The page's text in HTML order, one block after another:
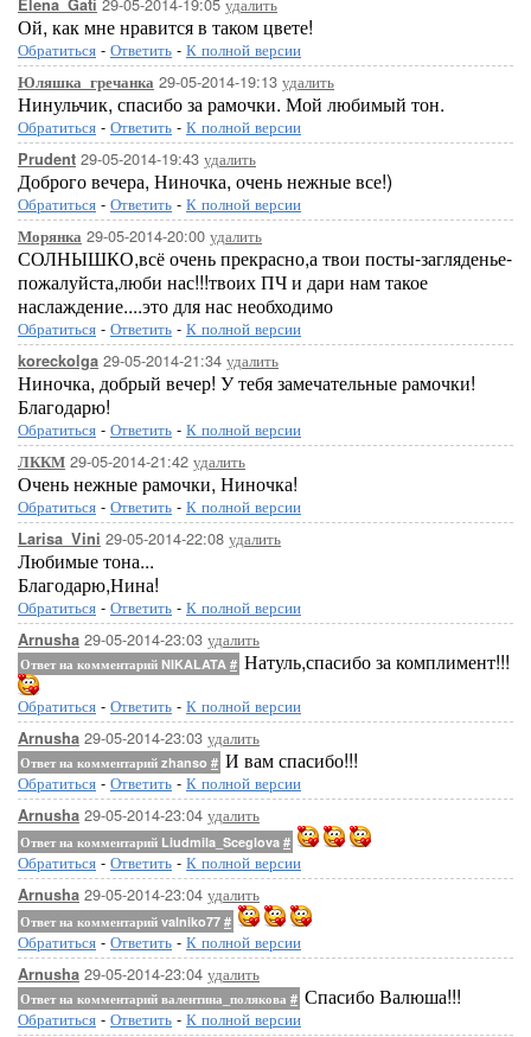
Elena_Gati
Ой, как мне нравится в таком цвете!
Обратиться - Ответить - К полной версии
Юляшка_гречанка 29-05-2014-19:13 удалить
Нинульчик, спасибо за рамочки. Мой любимый тон.
Обратиться - Ответить - К полной версии
Prudent 29-05-2014-19:43 удалить
Доброго вечера, Ниночка, очень нежные все!)
Обратиться - Ответить - К полной версии
Морянка 29-05-2014-20:00 удалить
СОЛНЫШКО,всё очень прекрасно,а твои посты-загляденье-
пожалуйста,люби нас!!!твоих ПЧ и дари нам такое
наслаждение....это для нас необходимо
Обратиться - Ответить - К полной версии
koreckolga 29-05-2014-21:34 удалить
Ниночка, добрый вечер! У тебя замечательные рамочки!
Благодарю!
Обратиться - Ответить - К полной версии
ЛККМ 29-05-2014-21:42 удалить
Очень нежные рамочки, Ниночка!
Обратиться - Ответить - К полной версии
Larisa_Vini 29-05-2014-22:08 удалить
Любимые тона...
Благодарю,Нина!
Обратиться - Ответить - К полной версии
Arnusha 29-05-2014-23:03 удалить
Ответ на комментарий NIKALATA # Натуль,спасибо за комплимент!!!
Обратиться - Ответить - К полной версии
Arnusha 29-05-2014-23:03 удалить
Ответ на комментарий zhanso # И вам спасибо!!!
Обратиться - Ответить - К полной версии
Arnusha 29-05-2014-23:04 удалить
Ответ на комментарий Liudmila_Sceglova #
Обратиться - Ответить - К полной версии
Arnusha 29-05-2014-23:04 удалить
Ответ на комментарий valniko77 #
Обратиться - Ответить - К полной версии
Arnusha 29-05-2014-23:04 удалить
Ответ на комментарий валентина_полякова # Спасибо Валюша!!!
Обратиться - Ответить - К полной версии